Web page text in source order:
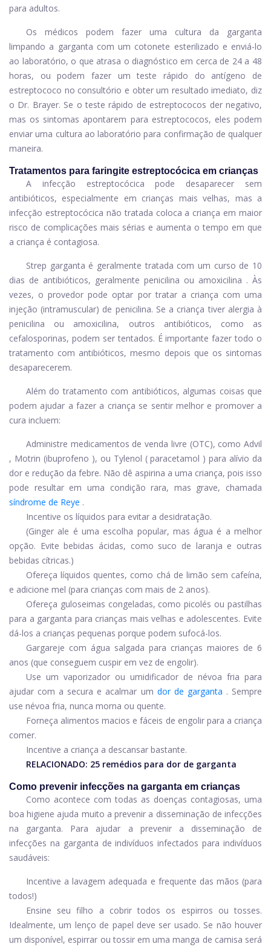
para adultos.
Os médicos podem fazer uma cultura da garganta
limpando a garganta com um cotonete esterilizado e enviá-lo
ao laboratório, o que atrasa o diagnóstico em cerca de 24 a 48
horas, ou podem fazer um teste rápido do antígeno de
estreptococo no consultório e obter um resultado imediato, diz
o Dr. Brayer. Se o teste rápido de estreptococos der negativo,
mas os sintomas apontarem para estreptococos, eles podem
enviar uma cultura ao laboratório para confirmação de qualquer
maneira.
Tratamentos para faringite estreptocócica em crianças
A infecção estreptocócica pode desaparecer sem
antibióticos, especialmente em crianças mais velhas, mas a
infecção estreptocócica não tratada coloca a criança em maior
risco de complicações mais sérias e aumenta o tempo em que
a criança é contagiosa.
Strep garganta é geralmente tratada com um curso de 10
dias de antibióticos, geralmente penicilina ou amoxicilina . Às
vezes, o provedor pode optar por tratar a criança com uma
injeção (intramuscular) de penicilina. Se a criança tiver alergia à
penicilina ou amoxicilina, outros antibióticos, como as
cefalosporinas, podem ser tentados. É importante fazer todo o
tratamento com antibióticos, mesmo depois que os sintomas
desaparecerem.
Além do tratamento com antibióticos, algumas coisas que
podem ajudar a fazer a criança se sentir melhor e promover a
cura incluem:
Administre medicamentos de venda livre (OTC), como Advil
, Motrin (ibuprofeno ), ou Tylenol ( paracetamol ) para alívio da
dor e redução da febre. Não dê aspirina a uma criança, pois isso
pode resultar em uma condição rara, mas grave, chamada
síndrome de Reye .
Incentive os líquidos para evitar a desidratação.
(Ginger ale é uma escolha popular, mas água é a melhor
opção. Evite bebidas ácidas, como suco de laranja e outras
bebidas cítricas.)
Ofereça líquidos quentes, como chá de limão sem cafeína,
e adicione mel (para crianças com mais de 2 anos).
Ofereça guloseimas congeladas, como picolés ou pastilhas
para a garganta para crianças mais velhas e adolescentes. Evite
dá-los a crianças pequenas porque podem sufocá-los.
Gargareje com água salgada para crianças maiores de 6
anos (que conseguem cuspir em vez de engolir).
Use um vaporizador ou umidificador de névoa fria para
ajudar com a secura e acalmar um dor de garganta . Sempre
use névoa fria, nunca morna ou quente.
Forneça alimentos macios e fáceis de engolir para a criança
comer.
Incentive a criança a descansar bastante.
RELACIONADO: 25 remédios para dor de garganta
Como prevenir infecções na garganta em crianças
Como acontece com todas as doenças contagiosas, uma
boa higiene ajuda muito a prevenir a disseminação de infecções
na garganta. Para ajudar a prevenir a disseminação de
infecções na garganta de indivíduos infectados para indivíduos
saudáveis:
Incentive a lavagem adequada e frequente das mãos (para
todos!)
Ensine seu filho a cobrir todos os espirros ou tosses.
Idealmente, um lenço de papel deve ser usado. Se não houver
um disponível, espirrar ou tossir em uma manga de camisa será